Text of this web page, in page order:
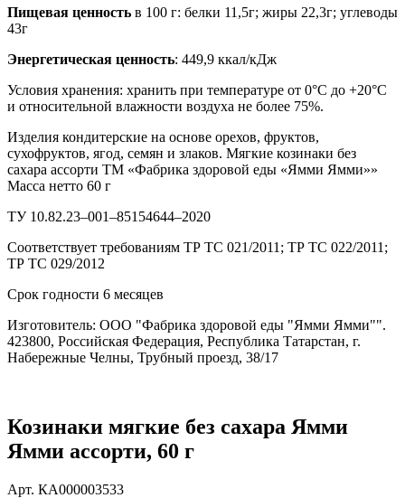
Пищевая ценность в 100 г: белки 11,5г; жиры 22,3г; углеводы
43г
Энергетическая ценность: 449,9 ккал/кДж
Условия хранения: хранить при температуре от 0°С до +20°С
и относительной влажности воздуха не более 75%.
Изделия кондитерские на основе орехов, фруктов,
сухофруктов, ягод, семян и злаков. Мягкие козинаки без
сахара ассорти ТМ «Фабрика здоровой еды «Ямми Ямми»»
Масса нетто 60 г
ТУ 10.82.23–001–85154644–2020
Соответствует требованиям ТР ТС 021/2011; ТР ТС 022/2011;
ТР ТС 029/2012
Срок годности 6 месяцев
Изготовитель: ООО "Фабрика здоровой еды "Ямми Ямми"".
423800, Российская Федерация, Республика Татарстан, г.
Набережные Челны, Трубный проезд, 38/17
Козинаки мягкие без сахара Ямми
Ямми ассорти, 60 г
Арт. КА000003533